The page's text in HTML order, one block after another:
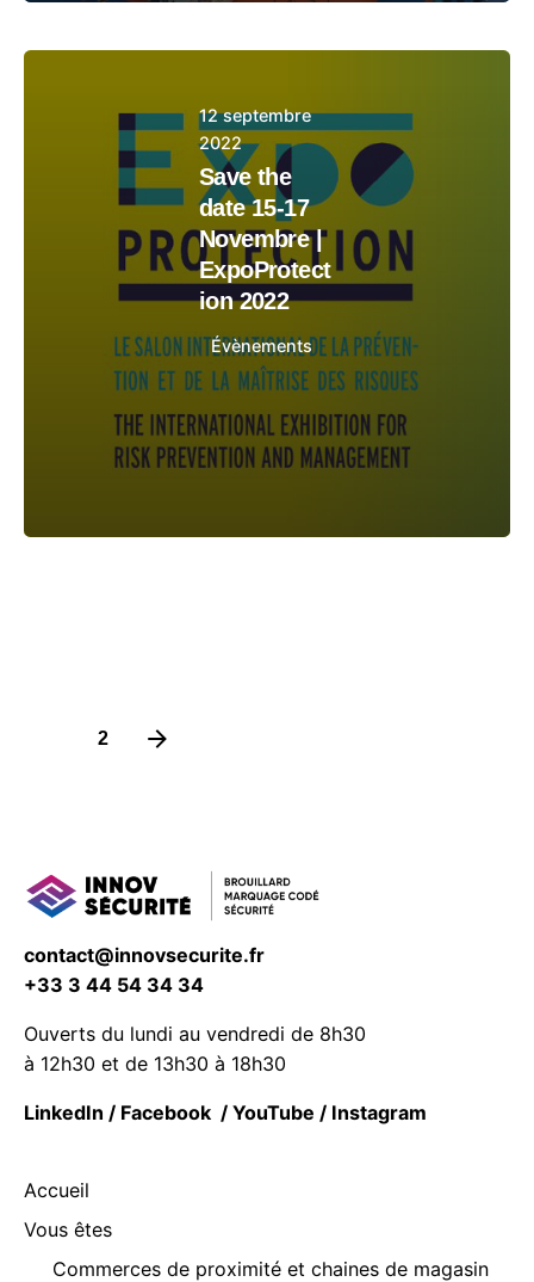
12 septembre
2022
Save the
date 15-17
Novembre |
ExpoProtect
ion 2022
Évènements
2
contact@innovsecurite.fr
+33 3 44 54 34 34
Ouverts du lundi au vendredi de 8h30
à 12h30 et de 13h30 à 18h30
LinkedIn / Facebook / YouTube / Instagram
Accueil
Vous êtes
Commerces de proximité et chaines de magasin